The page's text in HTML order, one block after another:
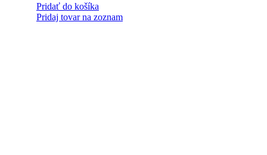
Pridať do košíka
Pridaj tovar na zoznam